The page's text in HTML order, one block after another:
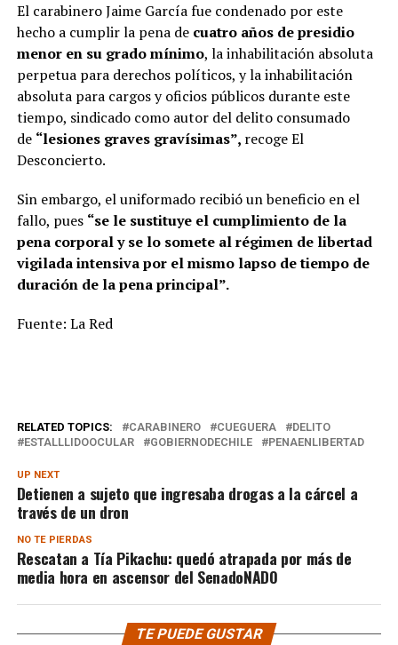
El carabinero Jaime García fue condenado por este
hecho a cumplir la pena decuatro años de presidio
menor en su grado mínimo, la inhabilitación absoluta
perpetua para derechos políticos, y la inhabilitación
absoluta para cargos y oficios públicos durante este
tiempo, sindicado como autor del delito consumado
de “lesiones graves gravísimas”, recoge El
Desconcierto.
Sin embargo, el uniformado recibió un beneficio en el
fallo, pues “se le sustituye el cumplimiento de la
pena corporal y se lo somete al régimen de libertad
vigilada intensiva por el mismo lapso de tiempo de
duración de la pena principal”.
Fuente: La Red
RELATED TOPICS: CARABINERO CUEGUERA
DELITO
ESTALLLIDOOCULAR
GOBIERNODECHILE PENAENLIBERTAD
UP NEXT
Detienen a sujeto que ingresaba drogas a la cárcel a
través de un dron
NO TE PIERDAS
Rescatan a Tía Pikachu: quedó atrapada por más de
media hora en ascensor del SenadoNADO
TE PUEDE GUSTAR